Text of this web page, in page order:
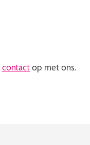
contactop met ons.